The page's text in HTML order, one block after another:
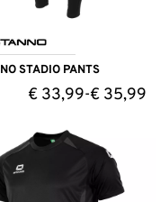
STADIO PANTS
€ 33,99-€ 35,99